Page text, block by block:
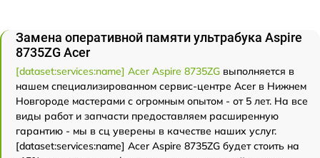
Замена оперативной памяти ультрабука Aspire
8735ZG Acer
[dataset:services:name] Acer Aspire 8735ZG выполняется в
нашем специализированном сервис-центре Acer в Нижнем
Новгороде мастерами с огромным опытом - от 5 лет. На все
виды работ и запчасти предоставляем расширенную
гарантию - мы в сц уверены в качестве наших услуг.
[dataset:services:name] Acer Aspire 8735ZG будет стоить на